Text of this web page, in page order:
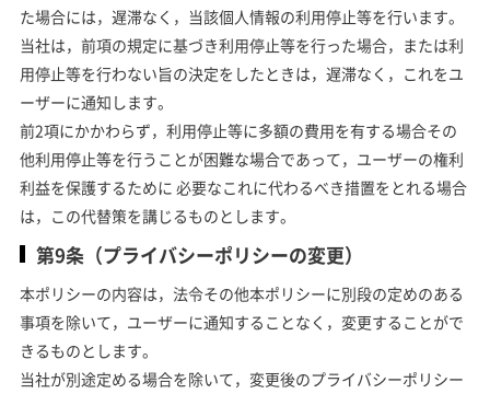
た場合には，遅滞なく，当該個人情報の利用停止等を行います。
当社は，前項の規定に基づき利用停止等を行った場合，または利
用停止等を行わない旨の決定をしたときは，遅滞なく，これをユ
ーザーに通知します。
前2項にかかわらず，利用停止等に多額の費用を有する場合その
他利用停止等を行うことが困難な場合であって，ユーザーの権利
利益を保護するために 必要なこれに代わるべき措置をとれる場合
は，この代替策を講じるものとします。
第9条（プライバシーポリシーの変更）
本ポリシーの内容は，法令その他本ポリシーに別段の定めのある
事項を除いて，ユーザーに通知することなく，変更することがで
きるものとします。
当社が別途定める場合を除いて，変更後のプライバシーポリシー